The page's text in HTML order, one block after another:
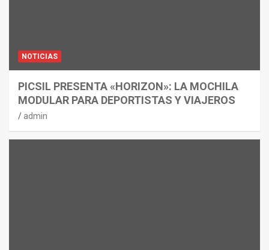
NOTICIAS
PICSIL PRESENTA «HORIZON»: LA MOCHILA
MODULAR PARA DEPORTISTAS Y VIAJEROS
admin